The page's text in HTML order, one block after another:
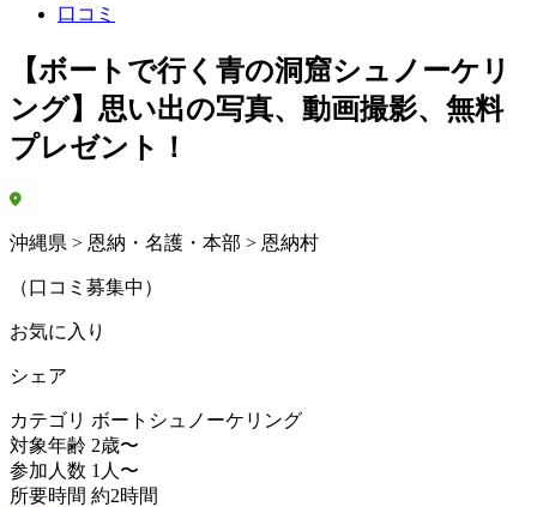
口コミ
【ボートで行く青の洞窟シュノーケリ
ング】思い出の写真、動画撮影、無料
プレゼント！
沖縄県 > 恩納・名護・本部 > 恩納村
（口コミ募集中）
お気に入り
シェア
カテゴリ ボートシュノーケリング
対象年齢 2歳〜
参加人数 1人〜
所要時間 約2時間